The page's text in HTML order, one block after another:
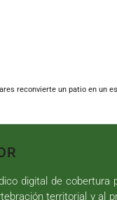
reconvierte un patio en un
digital de
territorial y al